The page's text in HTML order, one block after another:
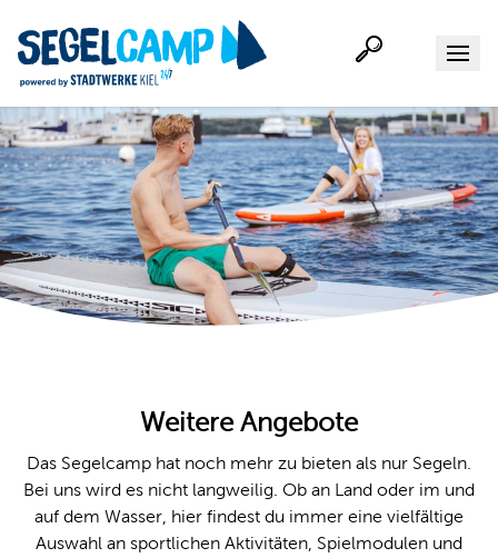
Weitere Angebote
Das Segelcamp hat noch mehr zu bieten als nur Segeln.
Bei uns wird es nicht langweilig. Ob an Land oder im und
auf dem Wasser, hier findest du immer eine vielfältige
Auswahl an sportlichen Aktivitäten, Spielmodulen und